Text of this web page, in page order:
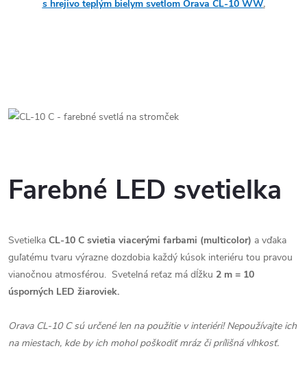
s hrejivo teplým bielym svetlom Orava CL-10 WW.
Farebné LED svetielka
Svetielka CL-10 C svietia viacerými farbami (multicolor) a vďaka
guľatému tvaru výrazne dozdobia každý kúsok interiéru tou pravou
vianočnou atmosférou. Svetelná reťaz má dĺžku 2 m = 10
úsporných LED žiaroviek.
Orava CL-10 C sú určené len na použitie v interiéri! Nepoužívajte ich
na miestach, kde by ich mohol poškodiť mráz či prílišná vlhkosť.